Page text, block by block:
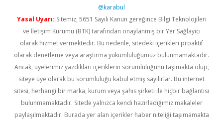
@karabul
Yasal Uyarı: Sitemiz, 5651 Sayılı Kanun gereğince Bilgi Teknolojileri
ve İletişim Kurumu (BTK) tarafından onaylanmış bir Yer Sağlayıcı
olarak hizmet vermektedir. Bu nedenle, sitedeki içerikleri proaktif
olarak denetleme veya araştırma yükümlülüğümüz bulunmamaktadır.
Ancak, üyelerimiz yazdıkları içeriklerin sorumluluğunu taşımakta olup,
siteye üye olarak bu sorumluluğu kabul etmiş sayılırlar. Bu internet
sitesi, herhangi bir marka, kurum veya şahıs şirketi ile hiçbir bağlantısı
bulunmamaktadır. Sitede yalnızca kendi hazırladığımız makaleler
paylaşılmaktadır. Burada yer alan içerikler haber niteliği taşımamakta